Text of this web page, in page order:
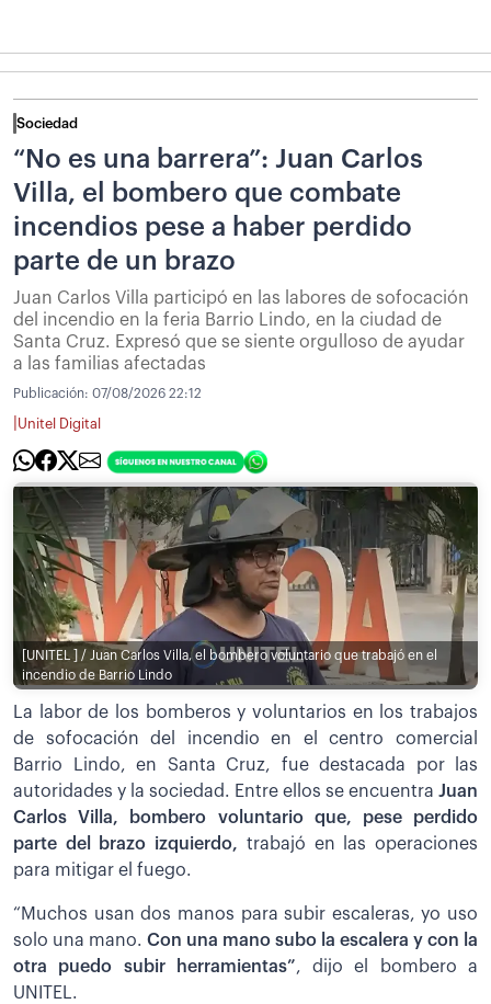
Sociedad
“No es una barrera”: Juan Carlos
Villa, el bombero que combate
incendios pese a haber perdido
parte de un brazo
Juan Carlos Villa participó en las labores de sofocación
del incendio en la feria Barrio Lindo, en la ciudad de
Santa Cruz. Expresó que se siente orgulloso de ayudar
a las familias afectadas
Publicación: 07/08/2026 22:12
Unitel Digital
[UNITEL ] / Juan Carlos Villa, el bombero voluntario que trabajó en el
incendio de Barrio Lindo
La labor de los bomberos y voluntarios en los trabajos
de sofocación del incendio en el centro comercial
Barrio Lindo, en Santa Cruz, fue destacada por las
autoridades y la sociedad. Entre ellos se encuentra Juan
Carlos Villa, bombero voluntario que, pese perdido
parte del brazo izquierdo, trabajó en las operaciones
para mitigar el fuego.
“Muchos usan dos manos para subir escaleras, yo uso
solo una mano. Con una mano subo la escalera y con la
otra puedo subir herramientas”, dijo el bombero a
UNITEL.